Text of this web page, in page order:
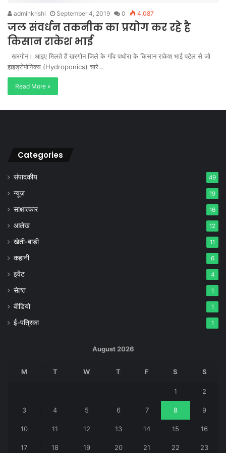
adminkrishi September 4, 2019 0 4,087
जल संवर्धन तकनीक का प्रयोग कर रहे है
किसान राकेश भाई
खरगोन। आइए मिलते हैं खरगोन जिले के गाँव पथोरा के किसान राकेश भाई पटेल से जो
हाइड्रोपोनिक्स (Hydroponics) चारे…
Read More »
Categories
संपादकीय 49
न्यूज़ 19
साक्षात्कार 16
आलेख 12
खेती-बाड़ी 11
कहानी 6
इवेंट 4
सेह्त 1
वीडियो 1
ई-पत्रिका 1
August 2026
M T W T F S S
1 2
3 4 5 6 7 8 9
10 11 12 13 14 15 16
17 18 19 20 21 22 23